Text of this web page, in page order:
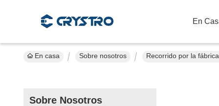
En
En casa Sobre nosotros Recorrido por la fábrica
Sobre Nosotros